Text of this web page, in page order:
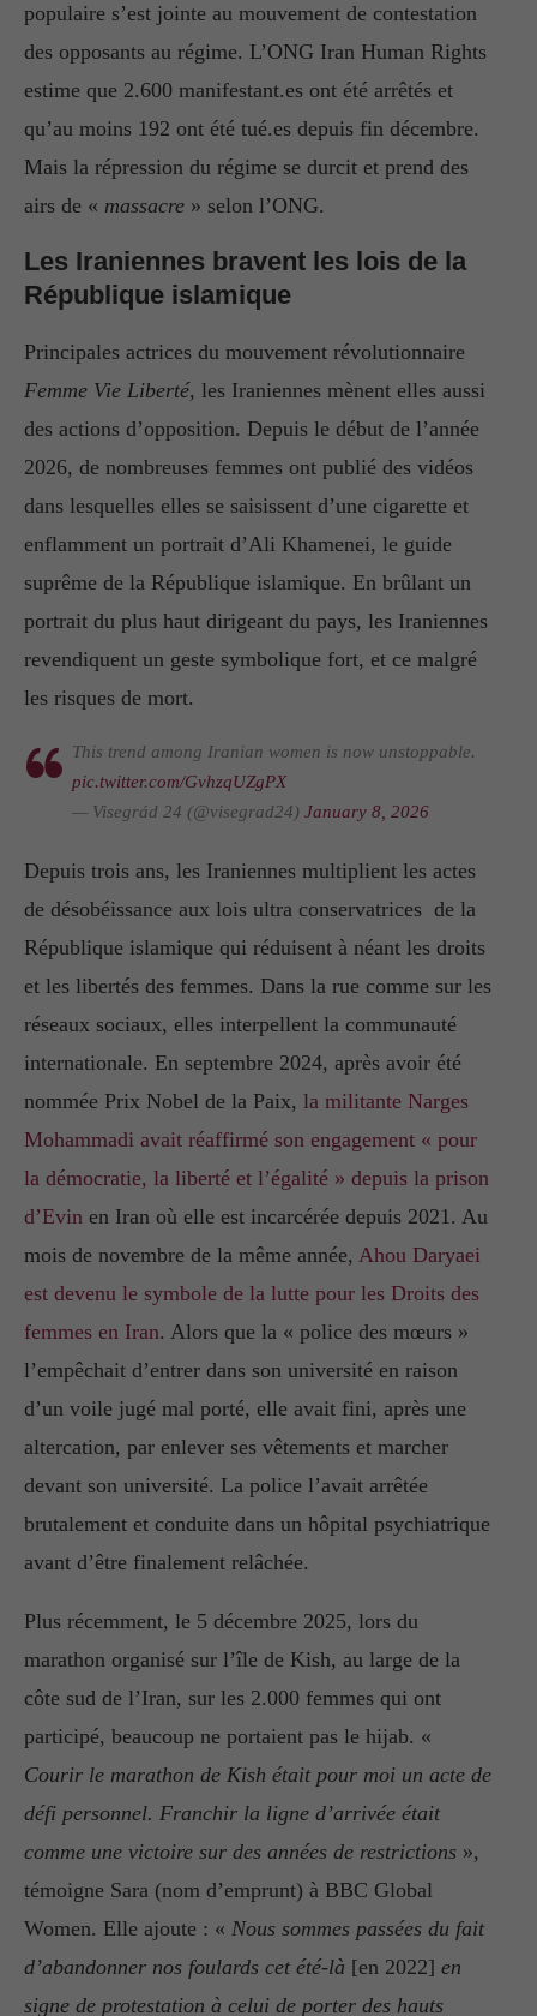
populaire s’est jointe au mouvement de contestation
des opposants au régime. L’ONG Iran Human Rights
estime que 2.600 manifestant.es ont été arrêtés et
qu’au moins 192 ont été tué.es depuis fin décembre.
Mais la répression du régime se durcit et prend des
airs de « massacre » selon l’ONG.
Les Iraniennes bravent les lois de la
République islamique
Principales actrices du mouvement révolutionnaire
Femme Vie Liberté, les Iraniennes mènent elles aussi
des actions d’opposition. Depuis le début de l’année
2026, de nombreuses femmes ont publié des vidéos
dans lesquelles elles se saisissent d’une cigarette et
enflamment un portrait d’Ali Khamenei, le guide
suprême de la République islamique. En brûlant un
portrait du plus haut dirigeant du pays, les Iraniennes
revendiquent un geste symbolique fort, et ce malgré
les risques de mort.
This trend among Iranian women is now unstoppable.
pic.twitter.com/GvhzqUZgPX
— Visegrád 24 (@visegrad24) January 8, 2026
Depuis trois ans, les Iraniennes multiplient les actes
de désobéissance aux lois ultra conservatrices de la
République islamique qui réduisent à néant les droits
et les libertés des femmes. Dans la rue comme sur les
réseaux sociaux, elles interpellent la communauté
internationale. En septembre 2024, après avoir été
nommée Prix Nobel de la Paix, la militante Narges
Mohammadi avait réaffirmé son engagement « pour
la démocratie, la liberté et l’égalité » depuis la prison
d’Evin en Iran où elle est incarcérée depuis 2021. Au
mois de novembre de la même année, Ahou Daryaei
est devenu le symbole de la lutte pour les Droits des
femmes en Iran. Alors que la « police des mœurs »
l’empêchait d’entrer dans son université en raison
d’un voile jugé mal porté, elle avait fini, après une
altercation, par enlever ses vêtements et marcher
devant son université. La police l’avait arrêtée
brutalement et conduite dans un hôpital psychiatrique
avant d’être finalement relâchée.
Plus récemment, le 5 décembre 2025, lors du
marathon organisé sur l’île de Kish, au large de la
côte sud de l’Iran, sur les 2.000 femmes qui ont
participé, beaucoup ne portaient pas le hijab. «
Courir le marathon de Kish était pour moi un acte de
défi personnel. Franchir la ligne d’arrivée était
comme une victoire sur des années de restrictions »,
témoigne Sara (nom d’emprunt) à BBC Global
Women. Elle ajoute : « Nous sommes passées du fait
d’abandonner nos foulards cet été-là [en 2022] en
signe de protestation à celui de porter des hauts